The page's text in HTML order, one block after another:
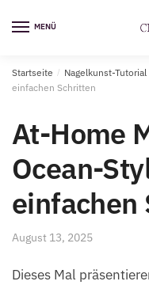
Navigation
Inhalt MENÜ
Startseite / Nagelkunst-Tutorial
einfachen Schritten
At-Home
Ocean-
einfachen
August 13, 2025
Dieses Mal